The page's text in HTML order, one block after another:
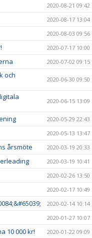
2020-08-21 09:42
2020-08-17 13:04
2020-08-03 09:56
2020-07-17 10:00
2020-07-02 09:15
och
2020-06-30 09:50
2020-06-15 13:09
2020-05-29 22:43
2020-05-13 13:47
årsmöte 2020-03-19 20:33
2020-03-19 10:41
2020-02-26 13:50
2020-02-17 10:49
2020-02-14 10:14
2020-01-27 10:07
10 000 kr! 2020-01-22 09:09